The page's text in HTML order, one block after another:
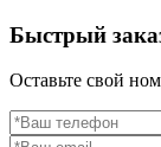
Быстрый
Оставьте свой